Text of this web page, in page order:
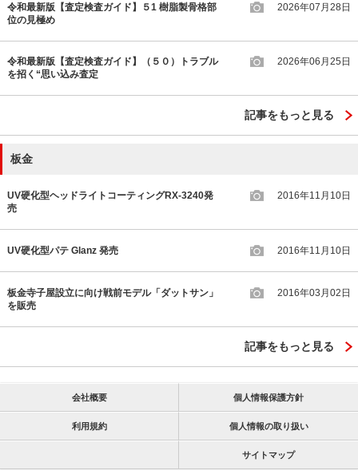
令和最新版【査定検査ガイド】５1 樹脂製骨格部
位の見極め
2026年07月28日
令和最新版【査定検査ガイド】（５０）トラブル
を招く“思い込み査定
2026年06月25日
記事をもっと見る
板金
UV硬化型ヘッドライトコーティングRX-3240発
売
2016年11月10日
UV硬化型パテ Glanz 発売 2016年11月10日
板金寺子屋設立に向け戦前モデル「ダットサン」
を販売
2016年03月02日
記事をもっと見る
会社概要 個人情報保護方針
利用規約 個人情報の取り扱い
サイトマップ